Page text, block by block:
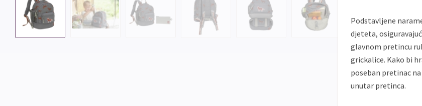
Podstavljene
djeteta,
glavnom pretincu
grickalice. Kako bi
poseban pretinac
unutar pretinca.